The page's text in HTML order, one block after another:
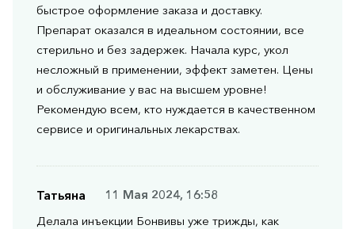
быстрое оформление заказа и доставку.
Препарат оказался в идеальном состоянии, все
стерильно и без задержек. Начала курс, укол
несложный в применении, эффект заметен. Цены
и обслуживание у вас на высшем уровне!
Рекомендую всем, кто нуждается в качественном
сервисе и оригинальных лекарствах.
Татьяна
11 Мая 2024, 16:58
Делала инъекции Бонвивы уже трижды, как